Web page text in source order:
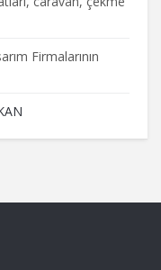
Firmalarının